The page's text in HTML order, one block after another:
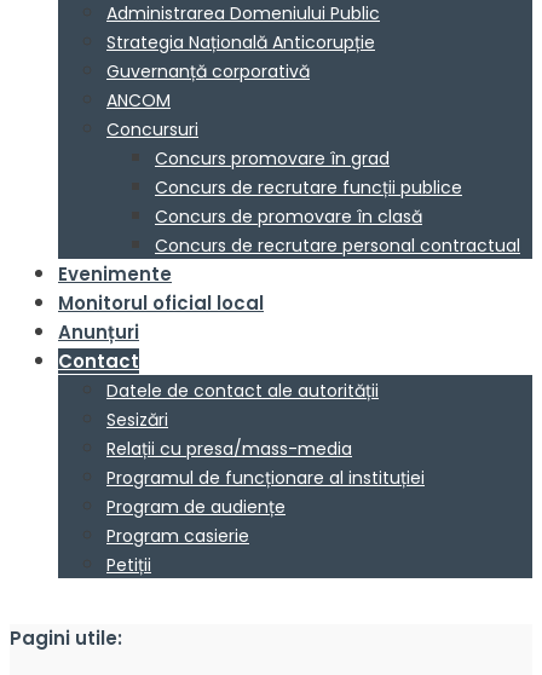
Administrarea Domeniului Public
Strategia Națională Anticorupție
Guvernanță corporativă
ANCOM
Concursuri
Concurs promovare în grad
Concurs de recrutare funcții publice
Concurs de promovare în clasă
Concurs de recrutare personal contractual
Evenimente
Monitorul oficial local
Anunțuri
Contact
Datele de contact ale autorității
Sesizări
Relații cu presa/mass-media
Programul de funcționare al instituției
Program de audiențe
Program casierie
Petiții
Pagini utile: